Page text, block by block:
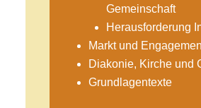
Gemeinschaft
Herausforderung
Markt und
Diakonie, Kirche und
Grundlagentexte